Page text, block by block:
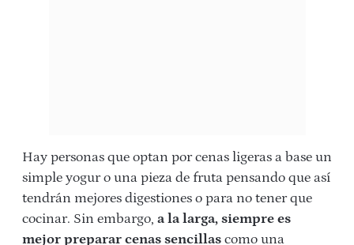
Hay personas que optan por cenas ligeras a base un
simple yogur o una pieza de fruta pensando que así
tendrán mejores digestiones o para no tener que
cocinar. Sin embargo, a la larga, siempre es
mejor preparar cenas sencillas como una